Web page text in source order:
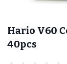
Hario V60
40pcs